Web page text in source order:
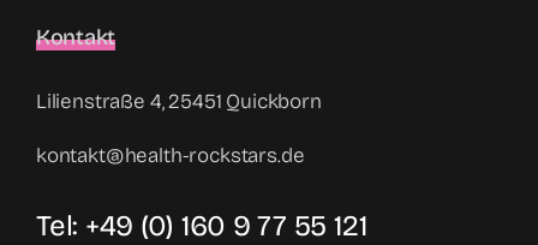
Kontakt
Lilienstraße 4, 25451 Quickborn
kontakt@health-rockstars.de
Tel: +49 (0) 160 9 77 55 121